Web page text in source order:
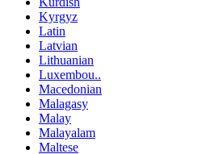
Kyrgyz
Latin
Latvian
Lithuanian
Luxembou..
Macedonian
Malagasy
Malay
Malayalam
Maltese